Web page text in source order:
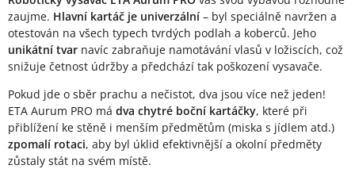
zaujme. Hlavní kartáč je univerzální – byl speciálně navržen a
otestován na všech typech tvrdých podlah a koberců. Jeho
unikátní tvar navíc zabraňuje namotávání vlasů v ložiscích, což
snižuje četnost údržby a předchází tak poškození vysavače.
Pokud jde o sběr prachu a nečistot, dva jsou více než jeden!
ETA Aurum PRO má dva chytré boční kartáčky, které při
přiblížení ke stěně i menším předmětům (miska s jídlem atd.)
zpomalí rotaci, aby byl úklid efektivnější a okolní předměty
zůstaly stát na svém místě.